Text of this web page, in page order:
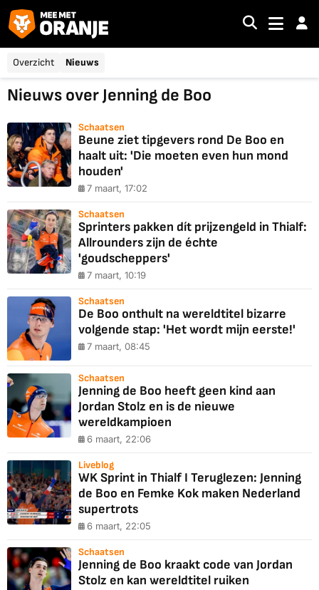
Overzicht Nieuws
Nieuws over Jenning de Boo
Schaatsen
Beune ziet tipgevers rond De Boo en
haalt uit: 'Die moeten even hun mond
houden'
7 maart, 17:02
Schaatsen
Sprinters pakken dít prijzengeld in Thialf:
Allrounders zijn de échte
'goudscheppers'
7 maart, 10:19
Schaatsen
De Boo onthult na wereldtitel bizarre
volgende stap: 'Het wordt mijn eerste!'
7 maart, 08:45
Schaatsen
Jenning de Boo heeft geen kind aan
Jordan Stolz en is de nieuwe
wereldkampioen
6 maart, 22:06
Liveblog
WK Sprint in Thialf I Teruglezen: Jenning
de Boo en Femke Kok maken Nederland
supertrots
6 maart, 22:05
Schaatsen
Jenning de Boo kraakt code van Jordan
Stolz en kan wereldtitel ruiken